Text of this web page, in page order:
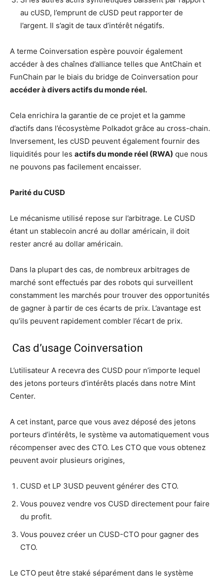
au cUSD, l’emprunt de cUSD peut rapporter de
l’argent. Il s’agit de taux d’intérêt négatifs.
A terme Coinversation espère pouvoir également
accéder à des chaînes d’alliance telles que AntChain et
FunChain par le biais du bridge de Coinversation pour
accéder à divers actifs du monde réel.
Cela enrichira la garantie de ce projet et la gamme
d’actifs dans l’écosystème Polkadot grâce au cross-chain.
Inversement, les cUSD peuvent également fournir des
liquidités pour les actifs du monde réel (RWA) que nous
ne pouvons pas facilement encaisser.
Parité du CUSD
Le mécanisme utilisé repose sur l’arbitrage. Le CUSD
étant un stablecoin ancré au dollar américain, il doit
rester ancré au dollar américain.
Dans la plupart des cas, de nombreux arbitrages de
marché sont effectués par des robots qui surveillent
constamment les marchés pour trouver des opportunités
de gagner à partir de ces écarts de prix. L’avantage est
qu’ils peuvent rapidement combler l’écart de prix.
Cas d’usage Coinversation
L’utilisateur A recevra des CUSD pour n’importe lequel
des jetons porteurs d’intérêts placés dans notre Mint
Center.
A cet instant, parce que vous avez déposé des jetons
porteurs d’intérêts, le système va automatiquement vous
récompenser avec des CTO. Les CTO que vous obtenez
peuvent avoir plusieurs origines,
CUSD et LP 3USD peuvent générer des CTO.
Vous pouvez vendre vos CUSD directement pour faire
du profit.
Vous pouvez créer un CUSD-CTO pour gagner des
CTO.
Le CTO peut être staké séparément dans le système